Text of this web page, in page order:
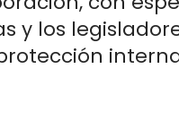
y los